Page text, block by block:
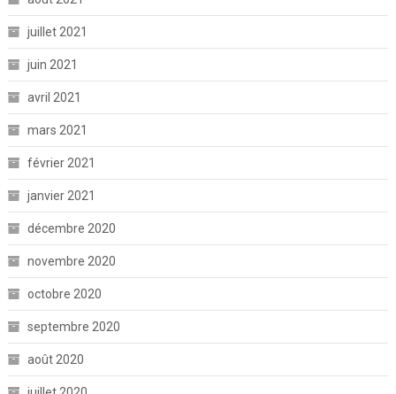
juillet 2021
juin 2021
avril 2021
mars 2021
février 2021
janvier 2021
décembre 2020
novembre 2020
octobre 2020
septembre 2020
août 2020